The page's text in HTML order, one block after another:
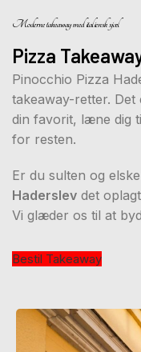
Moderne takeaway med italiensk sjæl
Pizza
Pinocchio Pizza
takeaway-retter.
din favorit, læne dig
for resten.
Er du sulten og
Haderslev det
Vi glæder os til at
Bestil Takeaway